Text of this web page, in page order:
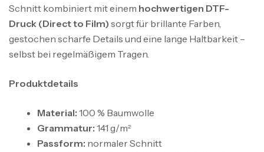
Schnitt kombiniert mit einem hochwertigen DTF-
Druck (Direct to Film) sorgt für brillante Farben,
gestochen scharfe Details und eine lange Haltbarkeit –
selbst bei regelmäßigem Tragen.
Produktdetails
Material: 100 % Baumwolle
Grammatur: 141 g/m²
Passform: normaler Schnitt